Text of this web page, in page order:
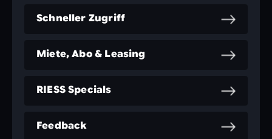
Schneller Zugriff
Miete, Abo & Leasing
RIESS Specials
Feedback